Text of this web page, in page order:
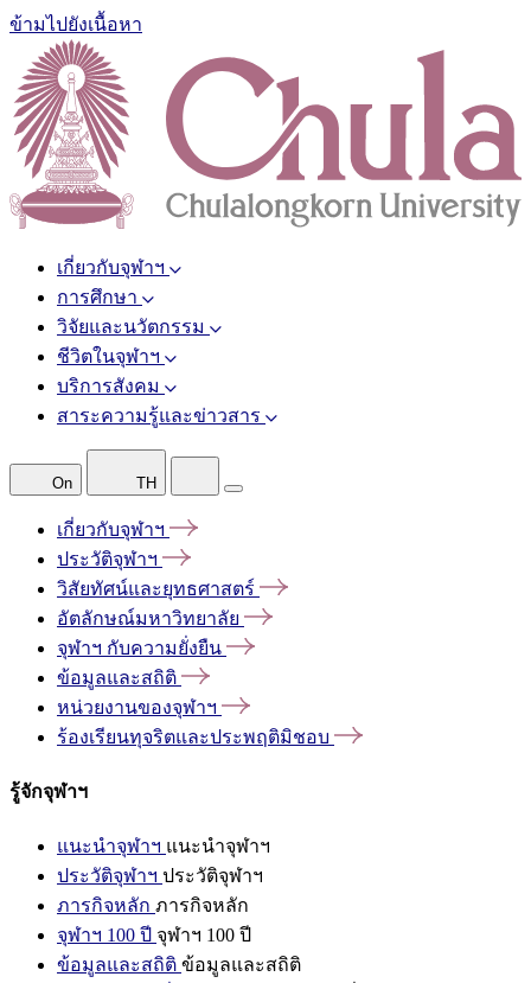
ข้ามไปยังเนื้อหา
เกี่ยวกับจุฬาฯ
การศึกษา
วิจัยและนวัตกรรม
ชีวิตในจุฬาฯ
บริการสังคม
สาระความรู้และข่าวสาร
On TH
เกี่ยวกับจุฬาฯ
ประวัติจุฬาฯ
วิสัยทัศน์และยุทธศาสตร์
อัตลักษณ์มหาวิทยาลัย
จุฬาฯ กับความยั่งยืน
ข้อมูลและสถิติ
หน่วยงานของจุฬาฯ
ร้องเรียนทุจริตและประพฤติมิชอบ
รู้จักจุฬาฯ
แนะนำจุฬาฯ แนะนำจุฬาฯ
ประวัติจุฬาฯ ประวัติจุฬาฯ
ภารกิจหลัก ภารกิจหลัก
จุฬาฯ 100 ปี จุฬาฯ 100 ปี
ข้อมูลและสถิติ ข้อมูลและสถิติ